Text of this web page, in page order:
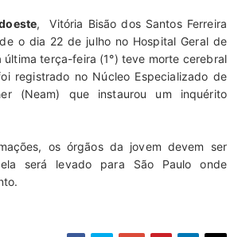
, Vitória Bisão dos Santos Ferreira
o dia 22 de julho no Hospital Geral de
última terça-feira (1°) teve morte cerebral
registrado no Núcleo Especializado de
(Neam) que instaurou um inquérito
os órgãos da jovem devem ser
será levado para São Paulo onde